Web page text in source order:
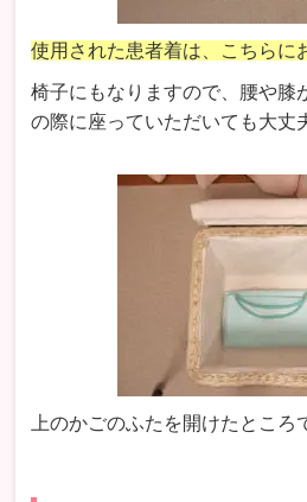
使用された患者着は、こちらに
椅子にもなりますので、腰や膝
の際に座っていただいても大丈
上のかごのふたを開けたところ